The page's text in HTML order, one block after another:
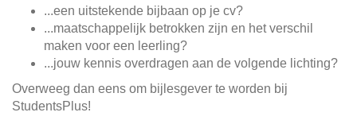
...een uitstekende bijbaan op je cv?
...maatschappelijk betrokken zijn en het verschil
maken voor een leerling?
...jouw kennis overdragen aan de volgende lichting?
Overweeg dan eens om bijlesgever te worden bij
StudentsPlus!